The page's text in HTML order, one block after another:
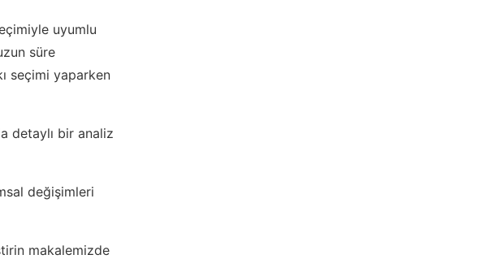
uyumlu
süre
seçimi yaparken
detaylı bir analiz
değişimleri
makalemizde